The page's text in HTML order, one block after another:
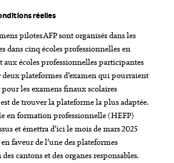
réelles
pilotes AFP sont organisés dans les
dans cinq écoles professionnelles en
aux écoles professionnelles participantes
deux plateformes d’examen qui pourraient
pour les examens finaux scolaires
de trouver la plateforme la plus adaptée.
en formation professionnelle (HEFP)
et émettra d’ici le mois de mars 2025
faveur de l’une des plateformes
cantons et des organes responsables.